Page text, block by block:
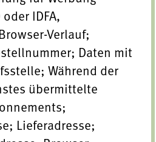
IDFA,
Verlauf;
Daten mit
Während der
übermittelte
Lieferadresse;